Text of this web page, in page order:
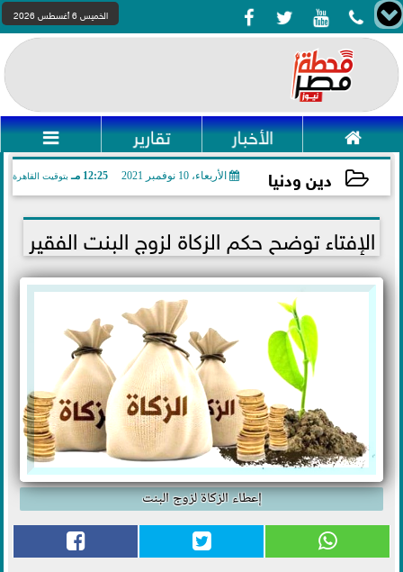
    الخميس 6 أغسطس 2026
 الأخبار تقارير 
دين ودنيا الأربعاء، 10 نوفمبر 2021 12:25 مـ بتوقيت القاهرة
2021-11-10 12:25:25
الإفتاء توضح حكم الزكاة لزوج البنت الفقير
إعطاء الزكاة لزوج البنت